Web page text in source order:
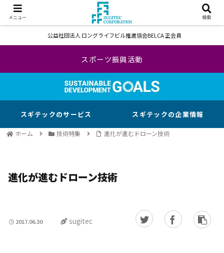
公益社団法人 ロングライフビル推進協会BELCA 正会員
スポーツ振興活動
スギテックのサービス スギテックの企業情報
ホーム 技術特集 進化が進むドローン技術
進化が進むドローン技術
2017.06.30 sugitec
メニュー 検索